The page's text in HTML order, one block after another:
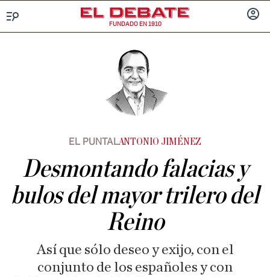
FUNDADO EN 1910
EL PUNTALANTONIO JIMÉNEZ
Desmontando falacias y
bulos del mayor trilero del
Reino
Así que sólo deseo y exijo, con el
conjunto de los españoles y con